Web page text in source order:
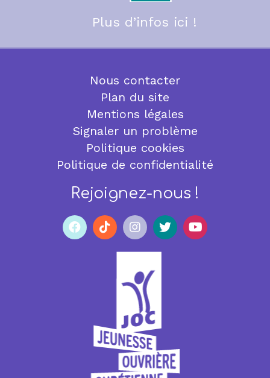
Plus d’infos ici !
Nous contacter
Plan du site
Mentions légales
Signaler un problème
Politique cookies
Politique de confidentialité
Rejoignez-nous !